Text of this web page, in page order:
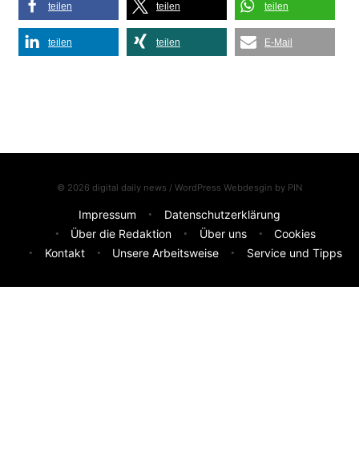
teilen teilen teilen
teilen teilen E-Mail
© 2026 digital daily news / WordPress Webdesgin by PIN
Impressum
Datenschutzerklärung
Über die Redaktion
Über uns
Cookies
Kontakt
Unsere Arbeitsweise Service und Tipps